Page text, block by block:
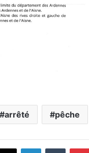
arrêté pêche
LinkedinTumblr